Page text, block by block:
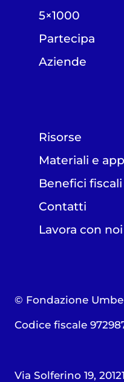
5×1000
Partecipa
Aziende
Risorse
Materiali e
Benefici fiscali
Contatti
Lavora con noi
© Fondazione
Codice fiscale
Via Solferino 19,